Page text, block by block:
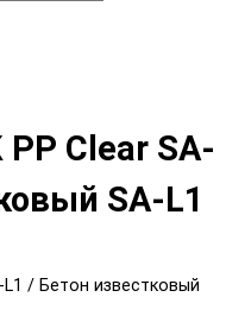
Clear SA-
SA-L1
/ Бетон известковый